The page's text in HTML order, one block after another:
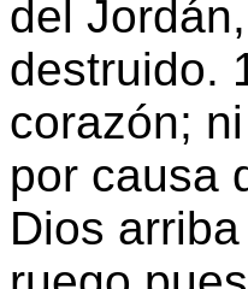
del
destruido.
corazón;
por causa
Dios